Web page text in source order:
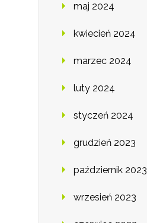
maj 2024
kwiecień 2024
marzec 2024
luty 2024
styczeń 2024
grudzień 2023
październik 2023
wrzesień 2023